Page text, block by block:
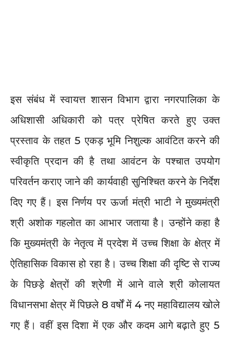
इस संबंध में स्वायत्त शासन विभाग द्वारा नगरपालिका के
अधिशासी अधिकारी को पत्र प्रेषित करते हुए उक्त
प्रस्ताव के तहत 5 एकड़ भूमि निशुल्क आवंटित करने की
स्वीकृति प्रदान की है तथा आवंटन के पश्चात उपयोग
परिवर्तन कराए जाने की कार्यवाही सुनिश्चित करने के निर्देश
दिए गए हैं। इस निर्णय पर ऊर्जा मंत्री भाटी ने मुख्यमंत्री
श्री अशोक गहलोत का आभार जताया है। उन्होंने कहा है
कि मुख्यमंत्री के नेतृत्व में प्रदेश में उच्च शिक्षा के क्षेत्र में
ऐतिहासिक विकास हो रहा है। उच्च शिक्षा की दृष्टि से राज्य
के पिछड़े क्षेत्रों की श्रेणी में आने वाले श्री कोलायत
विधानसभा क्षेत्र में पिछले 8 वर्षों में 4 नए महाविद्यालय खोले
गए हैं। वहीं इस दिशा में एक और कदम आगे बढ़ाते हुए 5